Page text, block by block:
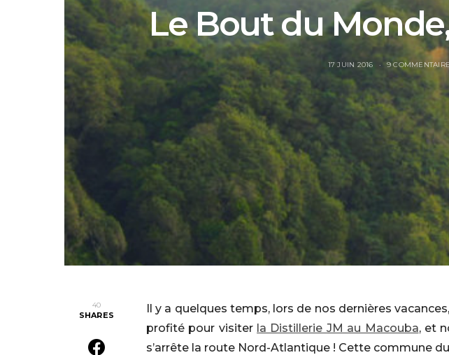
Le Bout du
17 JUIN 2016 9
40
SHARES
Il y a quelques temps, lors de nos dernières
profité pour visiter la Distillerie JM au Macouba, et
s’arrête la route Nord-Atlantique ! Cette commune